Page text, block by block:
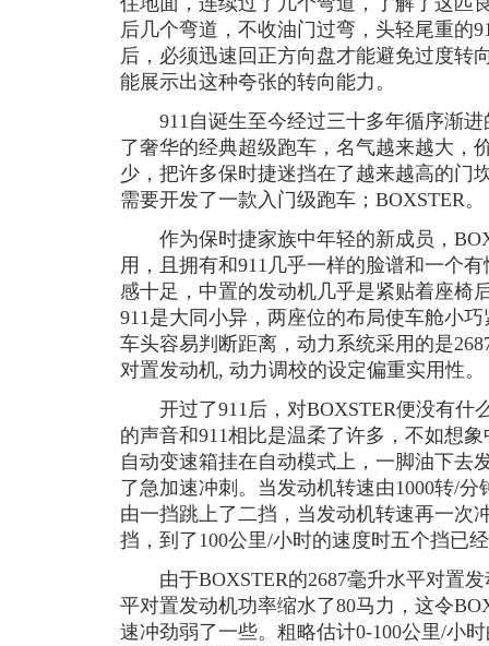
后几个弯道，不收油门过弯，头轻尾重的
后，必须迅速回正方向盘才能避免过度转
能展示出这种夸张的转向能力。
911自诞生至今经过三十多年循序渐进
了奢华的经典超级跑车，名气越来越大，
少，把许多保时捷迷挡在了越来越高的门
需要开发了一款入门级跑车；BOXSTER。
作为保时捷家族中年轻的新成员，
用，且拥有和911几乎一样的脸谱和一个
感十足，中置的发动机几乎是紧贴着座椅
911是大同小异，两座位的布局使车舱小
车头容易判断距离，动力系统采用的是
对置发动机, 动力调校的设定偏重实用性。
开过了911后，对BOXSTER便没有什
的声音和911相比是温柔了许多，不如想
自动变速箱挂在自动模式上，一脚油下去
了急加速冲刺。当发动机转速由1000转/
由一挡跳上了二挡，当发动机转速再一次
挡，到了100公里/小时的速度时五个挡已
由于BOXSTER的2687毫升水平对置发
平对置发动机功率缩水了80马力，这令
速冲劲弱了一些。粗略估计0-100公里/小